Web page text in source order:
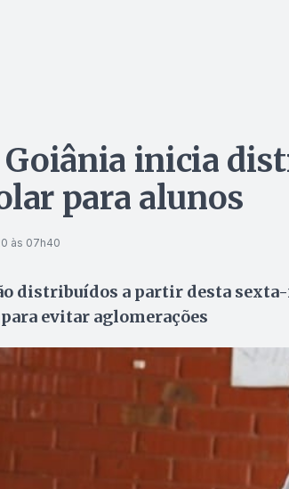
inicia
para alunos
às 07h40
distribuídos a partir desta
evitar aglomerações